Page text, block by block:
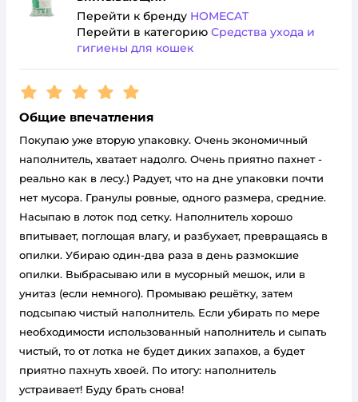
Перейти к бренду HOMECAT
Перейти в категорию Средства ухода и
гигиены для кошек
Рейтинг:5
Общие впечатления
Покупаю уже вторую упаковку. Очень экономичный
наполнитель, хватает надолго. Очень приятно пахнет -
реально как в лесу.) Радует, что на дне упаковки почти
нет мусора. Гранулы ровные, одного размера, средние.
Насыпаю в лоток под сетку. Наполнитель хорошо
впитывает, поглощая влагу, и разбухает, превращаясь в
опилки. Убираю один-два раза в день размокшие
опилки. Выбрасываю или в мусорный мешок, или в
унитаз (если немного). Промываю решётку, затем
подсыпаю чистый наполнитель. Если убирать по мере
необходимости использованный наполнитель и сыпать
чистый, то от лотка не будет диких запахов, а будет
приятно пахнуть хвоей. По итогу: наполнитель
устраивает! Буду брать снова!